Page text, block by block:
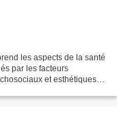
les aspects de la santé
par les facteurs
et esthétiques